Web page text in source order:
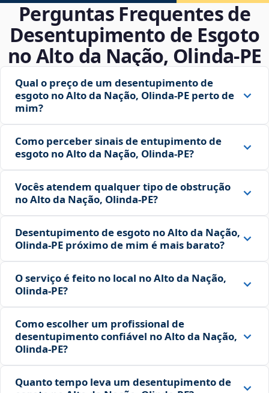
Perguntas Frequentes de
Desentupimento de Esgoto
no Alto da Nação, Olinda‑PE
Qual o preço de um desentupimento de
esgoto no Alto da Nação, Olinda‑PE perto de
mim?
Como perceber sinais de entupimento de
esgoto no Alto da Nação, Olinda‑PE?
Vocês atendem qualquer tipo de obstrução
no Alto da Nação, Olinda‑PE?
Desentupimento de esgoto no Alto da Nação,
Olinda‑PE próximo de mim é mais barato?
O serviço é feito no local no Alto da Nação,
Olinda‑PE?
Como escolher um profissional de
desentupimento confiável no Alto da Nação,
Olinda‑PE?
Quanto tempo leva um desentupimento de